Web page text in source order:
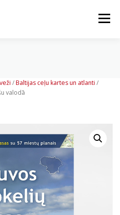
Menu
/Baltijas ceļu kartes un atlanti /
valodā